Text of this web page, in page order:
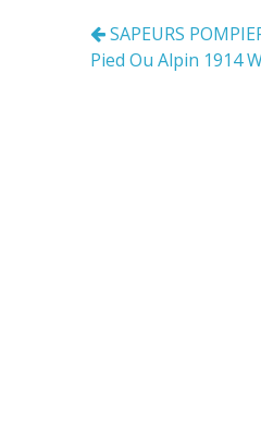
o
k
Navigation
des
SAPEURS
Pied Ou Alpin 1914